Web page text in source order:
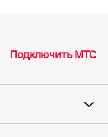
Подключить МТС